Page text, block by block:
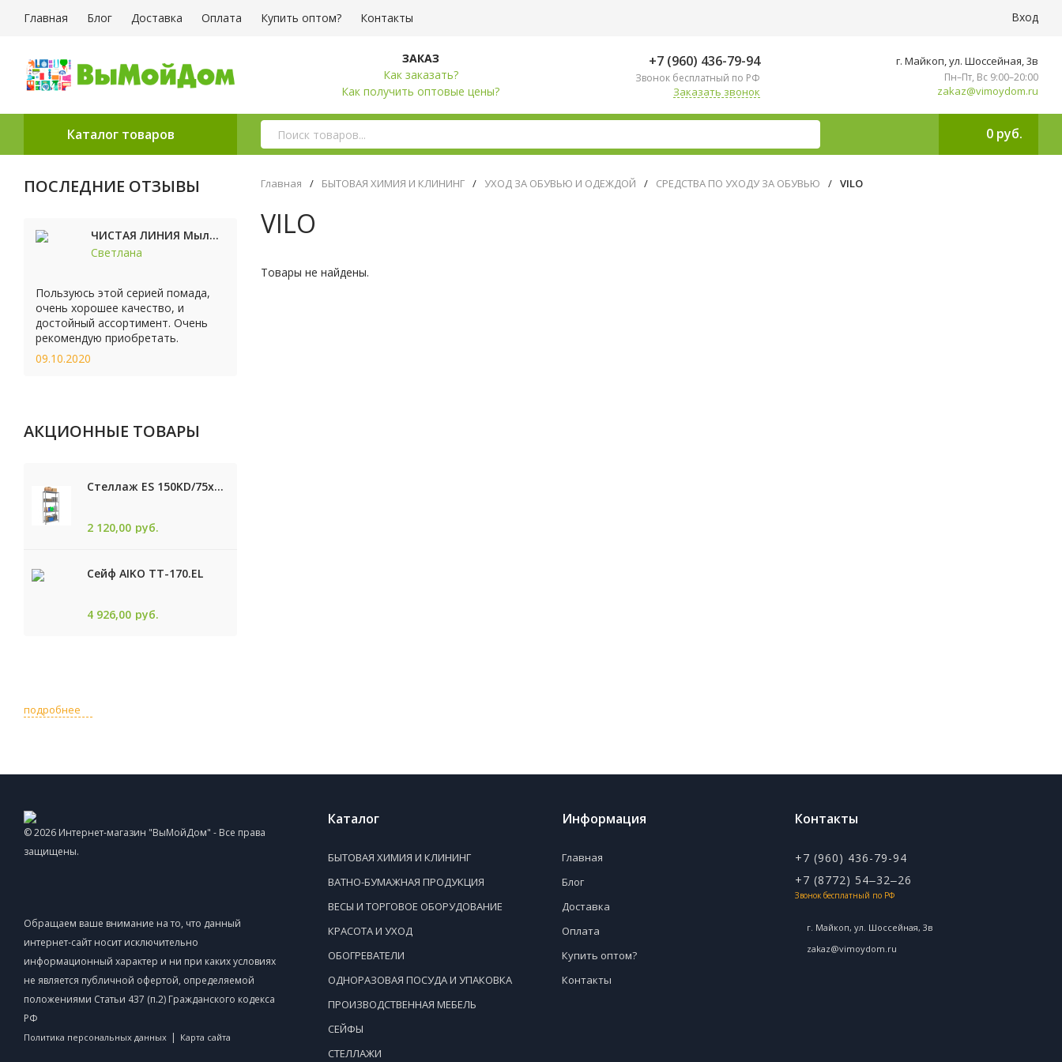
Главная Блог Доставка Оплата Купить оптом? Контакты Вход
ЗАКАЗ
Как заказать?
Как получить оптовые цены?
+7 (960) 436-79-94
Звонок бесплатный по РФ
Заказать звонок
г. Майкоп, ул. ​Шоссейная, 3в
Пн–Пт, Вс 9:00–20:00
zakaz@vimoydom.ru
Каталог товаров 0 руб.
ПОСЛЕДНИЕ ОТЗЫВЫ
ЧИСТАЯ ЛИНИЯ Мыло косметическое Персик 90г
Светлана
Пользуюсь этой серией помада,
очень хорошее качество, и
достойный ассортимент. Очень
рекомендую приобретать.
09.10.2020
АКЦИОННЫЕ ТОВАРЫ
Стеллаж ES 150KD/75x30/4 оцинк
2 120,00 руб.
Сейф AIKO TТ-170.EL
4 926,00 руб.
Главная / БЫТОВАЯ ХИМИЯ И КЛИНИНГ / УХОД ЗА ОБУВЬЮ И ОДЕЖДОЙ / СРЕДСТВА ПО УХОДУ ЗА ОБУВЬЮ / VILO
VILO
Товары не найдены.
подробнее
© 2026 Интернет-магазин "ВыМойДом" - Все права
защищены.
Обращаем ваше внимание на то, что данный
интернет-сайт носит исключительно
информационный характер и ни при каких условиях
не является публичной офертой, определяемой
положениями Статьи 437 (п.2) Гражданского кодекса
РФ
Политика персональных данных | Карта сайта
Каталог
БЫТОВАЯ ХИМИЯ И КЛИНИНГ
ВАТНО-БУМАЖНАЯ ПРОДУКЦИЯ
ВЕСЫ И ТОРГОВОЕ ОБОРУДОВАНИЕ
КРАСОТА И УХОД
ОБОГРЕВАТЕЛИ
ОДНОРАЗОВАЯ ПОСУДА И УПАКОВКА
ПРОИЗВОДСТВЕННАЯ МЕБЕЛЬ
СЕЙФЫ
СТЕЛЛАЖИ
Информация
Главная
Блог
Доставка
Оплата
Купить оптом?
Контакты
Контакты
+7 (960) 436-79-94
+7 (8772) 54‒32‒26
Звонок бесплатный по РФ
г. Майкоп, ул. ​Шоссейная, 3в
zakaz@vimoydom.ru